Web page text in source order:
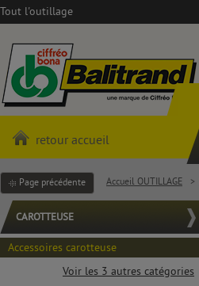
Tout l'outillage
retour accueil
Page précédente Accueil OUTILLAGE >
CAROTTEUSE
Accessoires carotteuse
Voir les 3 autres catégories